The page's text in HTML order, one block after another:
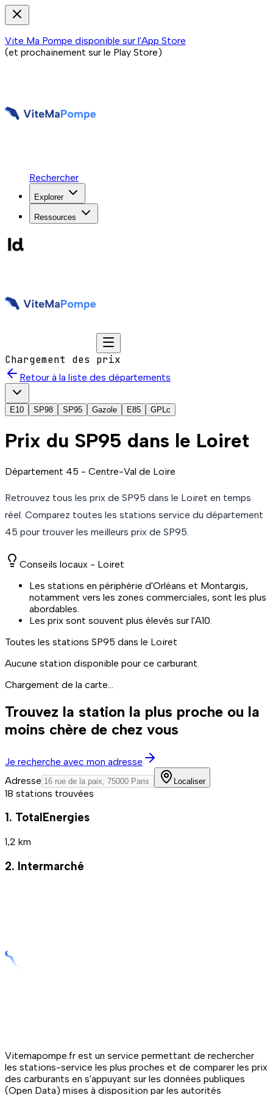
Vite Ma Pompe disponible sur l'App Store
(et prochainement sur le Play Store)
Rechercher
Explorer
Ressources
Chargement des prix
Retour à la liste des départements
E10 SP98 SP95 Gazole E85 GPLc
Prix du SP95 dans le Loiret
Département 45 - Centre-Val de Loire
Retrouvez tous les prix de SP95 dans le Loiret en temps
réel. Comparez toutes les stations service du département
45 pour trouver les meilleurs prix de SP95.
Conseils locaux - Loiret
Les stations en périphérie d'Orléans et Montargis,
notamment vers les zones commerciales, sont les plus
abordables.
Les prix sont souvent plus élevés sur l'A10.
Toutes les stations SP95 dans le Loiret
Aucune station disponible pour ce carburant.
Chargement de la carte...
Trouvez la station la plus proche ou la
moins chère de chez vous
Je recherche avec mon adresse
Adresse
Localiser
18 stations trouvées
1. TotalEnergies
1,2 km
2. Intermarché
Vitemapompe.fr est un service permettant de rechercher
les stations-service les plus proches et de comparer les prix
des carburants en s'appuyant sur les données publiques
(Open Data) mises à disposition par les autorités